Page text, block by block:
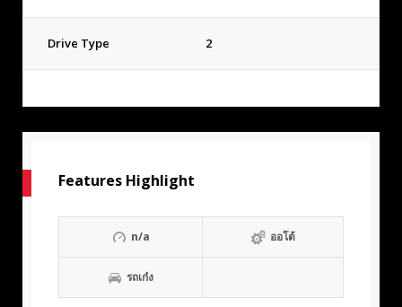
Drive Type 2
Features Highlight
n/a ออโต้
รถเก๋ง